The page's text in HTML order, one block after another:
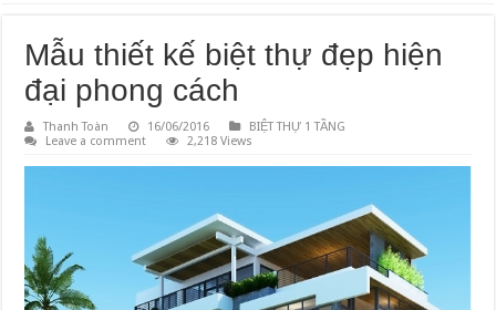
Mẫu thiết kế biệt thự đẹp hiện
đại phong cách
Thanh Toàn 16/06/2016
BIỆT THỰ 1 TẦNG
Leave a comment
2,218 Views